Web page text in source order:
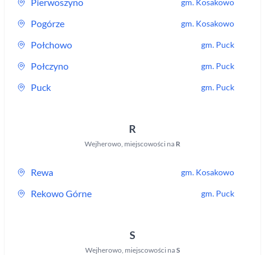
gm. Kosakowo
Pogórze gm. Kosakowo
Połchowo gm. Puck
Połczyno gm. Puck
Puck gm. Puck
R
Wejherowo, miejscowości na R
Rewa gm. Kosakowo
Rekowo Górne gm. Puck
S
Wejherowo, miejscowości naS